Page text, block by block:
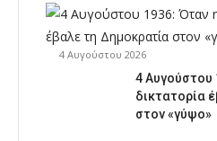
4 Αυγούστου 2026
4 Αυγούστου
δικτατορία
στον «γύψο»